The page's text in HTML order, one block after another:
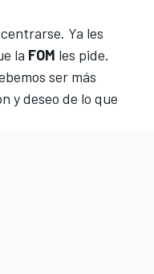
Ya les
la FOM les pide.
ser más
y deseo de lo que